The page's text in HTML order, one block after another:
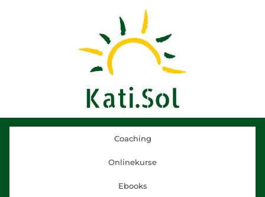
Coaching
Onlinekurse
Ebooks